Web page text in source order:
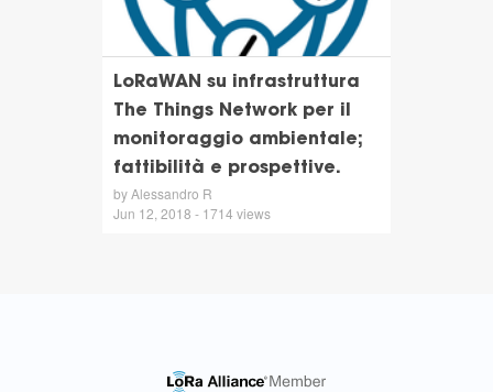
LoRaWAN su infrastruttura
The Things Network per il
monitoraggio ambientale;
fattibilità e prospettive.
by Alessandro R
Jun 12, 2018 - 1714 views